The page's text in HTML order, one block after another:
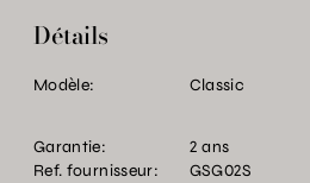
Détails
Modèle: Classic
Garantie:
2 ans
Ref. fournisseur:
GSG02S